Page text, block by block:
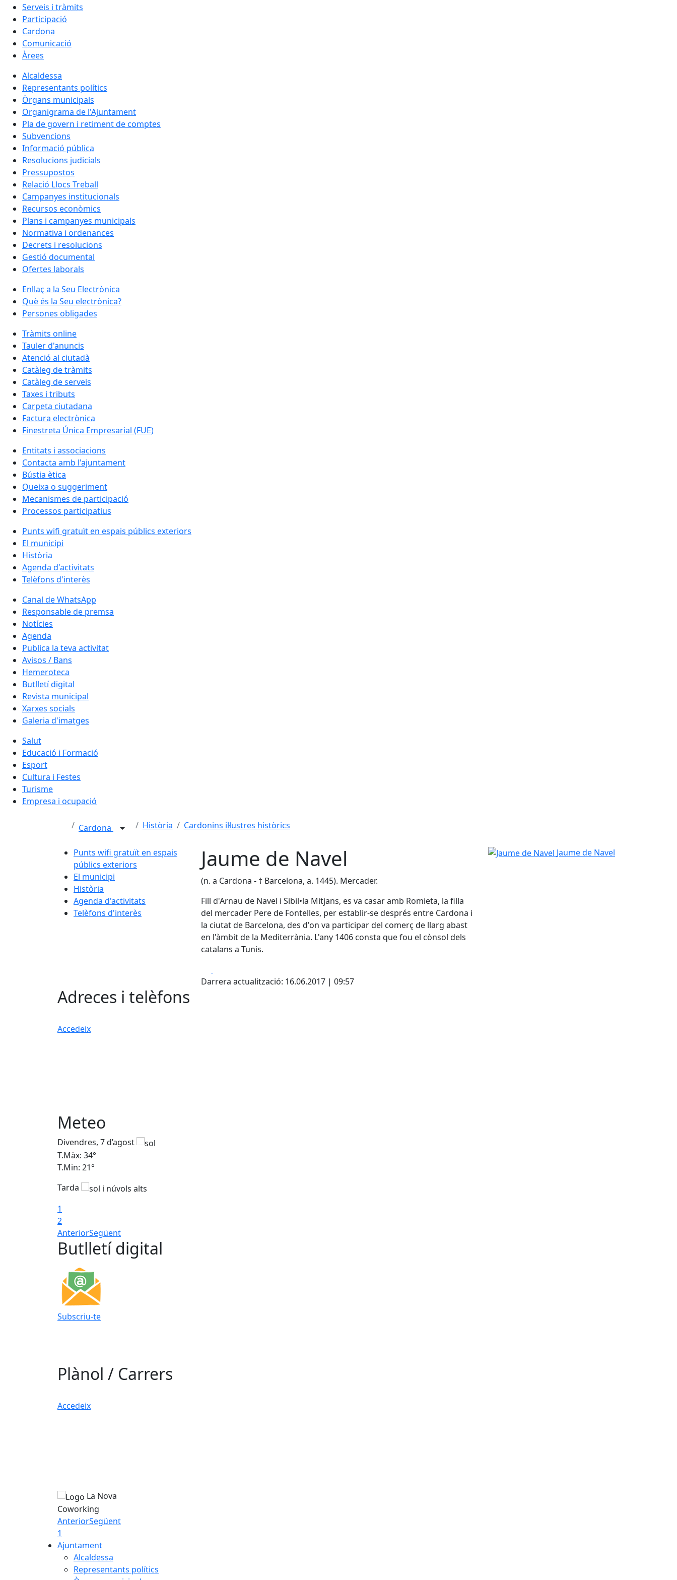
Serveis i tràmits
Participació
Cardona
Comunicació
Àrees
Alcaldessa
Representants polítics
Òrgans municipals
Organigrama de l'Ajuntament
Pla de govern i retiment de comptes
Subvencions
Informació pública
Resolucions judicials
Pressupostos
Relació Llocs Treball
Campanyes institucionals
Recursos econòmics
Plans i campanyes municipals
Normativa i ordenances
Decrets i resolucions
Gestió documental
Ofertes laborals
Enllaç a la Seu Electrònica
Què és la Seu electrònica?
Persones obligades
Tràmits online
Tauler d'anuncis
Atenció al ciutadà
Catàleg de tràmits
Catàleg de serveis
Taxes i tributs
Carpeta ciutadana
Factura electrònica
Finestreta Única Empresarial (FUE)
Entitats i associacions
Contacta amb l'ajuntament
Bústia ètica
Queixa o suggeriment
Mecanismes de participació
Processos participatius
Punts wifi gratuït en espais públics exteriors
El municipi
Història
Agenda d'activitats
Telèfons d'interès
Canal de WhatsApp
Responsable de premsa
Notícies
Agenda
Publica la teva activitat
Avisos / Bans
Hemeroteca
Butlletí digital
Revista municipal
Xarxes socials
Galeria d'imatges
Salut
Educació i Formació
Esport
Cultura i Festes
Turisme
Empresa i ocupació
Cardona Història Cardonins il·lustres històrics
Punts wifi gratuït en espais
públics exteriors
El municipi
Història
Agenda d'activitats
Telèfons d'interès
Jaume de Navel
(n. a Cardona - † Barcelona, a. 1445). Mercader.
Fill d'Arnau de Navel i Sibil•la Mitjans, es va casar amb Romieta, la filla
del mercader Pere de Fontelles, per establir-se després entre Cardona i
la ciutat de Barcelona, des d'on va participar del comerç de llarg abast
en l'àmbit de la Mediterrània. L'any 1406 consta que fou el cònsol dels
catalans a Tunis.
Darrera actualització: 16.06.2017 | 09:57
Jaume de Navel Jaume de Navel
Adreces i telèfons
Accedeix
Meteo
Divendres, 7 d’agost
T.Màx: 34°
T.Min: 21°
Tarda
1
2
AnteriorSegüent
Butlletí digital
Subscriu-te
Plànol / Carrers
Accedeix
La Nova
Coworking
AnteriorSegüent
1
Ajuntament
Alcaldessa
Representants polítics